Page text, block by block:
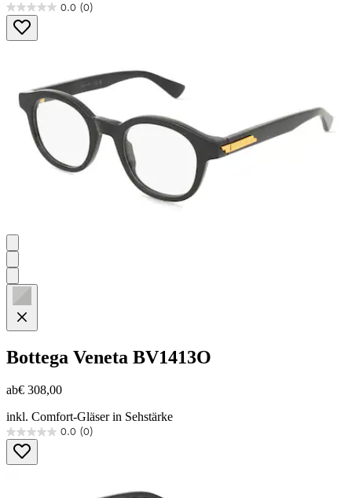
0.0 (0)
0.0
von
5
Bottega Veneta BV1413O
ab€ 308,00
inkl. Comfort-Gläser in Sehstärke
0.0 (0)
0.0
von
5